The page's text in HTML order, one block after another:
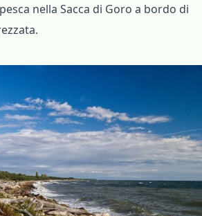
nella Sacca di Goro a bordo di